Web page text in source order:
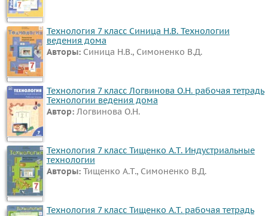
Математика
Английский
язык
Русский
язык
Алгебра
Геометрия
Физика
Химия
Немецкий
язык
Белорусский
язык
Технология 7 класс Синица Н.В. Технологии
ведения дома
Авторы: Синица Н.В., Симоненко В.Д.
Технология 7 класс Логвинова О.Н. рабочая тетрадь
Технологии ведения дома
Автор: Логвинова О.Н.
Технология 7 класс Тищенко А.Т. Индустриальные
технологии
Авторы: Тищенко А.Т., Симоненко В.Д.
Технология 7 класс Тищенко А.Т. рабочая тетрадь